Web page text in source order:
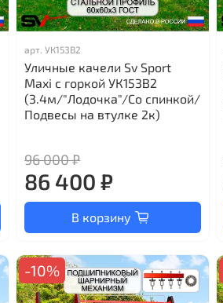
арт.УК153В2
Уличные качели Sv Sport
Maxi с горкой УК153В2
(3.4м/"Лодочка"/Со спинкой/
Подвесы на втулке 2к)
96 000 ₽
86 400 ₽
В корзину
-10%